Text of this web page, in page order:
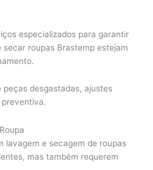
especializados para garantir
roupas Brastemp estejam
desgastadas, ajustes
lavagem e secagem de roupas
mas também requerem